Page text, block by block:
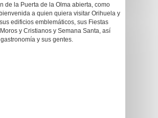
de la Puerta de la Olma abierta, como
a quien quiera visitar Orihuela y
edificios emblemáticos, sus Fiestas
y Cristianos y Semana Santa, así
y sus gentes.